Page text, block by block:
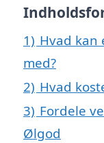
1) Hvad
med?
2) Hvad
3) Fordele
Ølgod